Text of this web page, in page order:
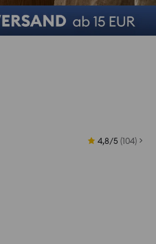
4,8/5 (104)